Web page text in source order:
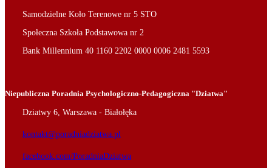
Samodzielne Koło Terenowe nr 5 STO
Społeczna Szkoła Podstawowa nr 2
Bank Millennium 40 1160 2202 0000 0006 2481 5593
Niepubliczna Poradnia Psychologiczno-Pedagogiczna "Dziatwa"
Dziatwy 6, Warszawa - Białołęka
kontakt@poradniadziatwa.pl
facebook.com/PoradniaDziatwa